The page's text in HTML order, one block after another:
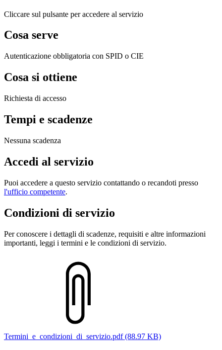
Cliccare sul pulsante per accedere al servizio
Cosa serve
Autenticazione obbligatoria con SPID o CIE
Cosa si ottiene
Richiesta di accesso
Tempi e scadenze
Nessuna scadenza
Accedi al servizio
Puoi accedere a questo servizio contattando o recandoti presso
l'ufficio competente.
Condizioni di servizio
Per conoscere i dettagli di scadenze, requisiti e altre informazioni
importanti, leggi i termini e le condizioni di servizio.
Termini_e_condizioni_di_servizio.pdf (88.97 KB)